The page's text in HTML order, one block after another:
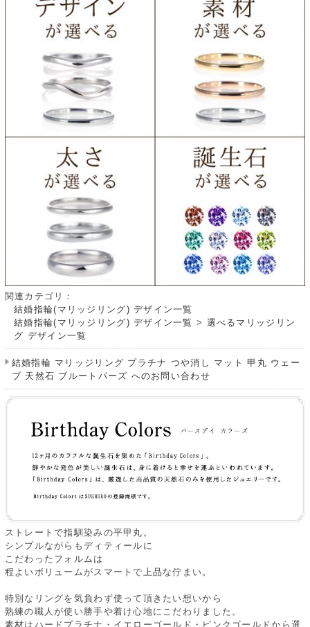
関連カテゴリ：
結婚指輪(マリッジリング) デザイン一覧
結婚指輪(マリッジリング) デザイン一覧 > 選べるマリッジリン
グ デザイン一覧
結婚指輪 マリッジリング プラチナ つや消し マット 甲丸 ウェー
ブ 天然石 ブルートパーズ へのお問い合わせ
ストレートで指馴染みの平甲丸。
シンプルながらもディティールに
こだわったフォルムは
程よいボリュームがスマートで上品な佇まい。
特別なリングを気負わず使って頂きたい想いから
熟練の職人が使い勝手や着け心地にこだわりました。
素材はハードプラチナ・イエローゴールド・ピンクゴールドから選